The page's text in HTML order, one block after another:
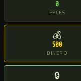
0
PECES
💰
500
DINERO
🔒